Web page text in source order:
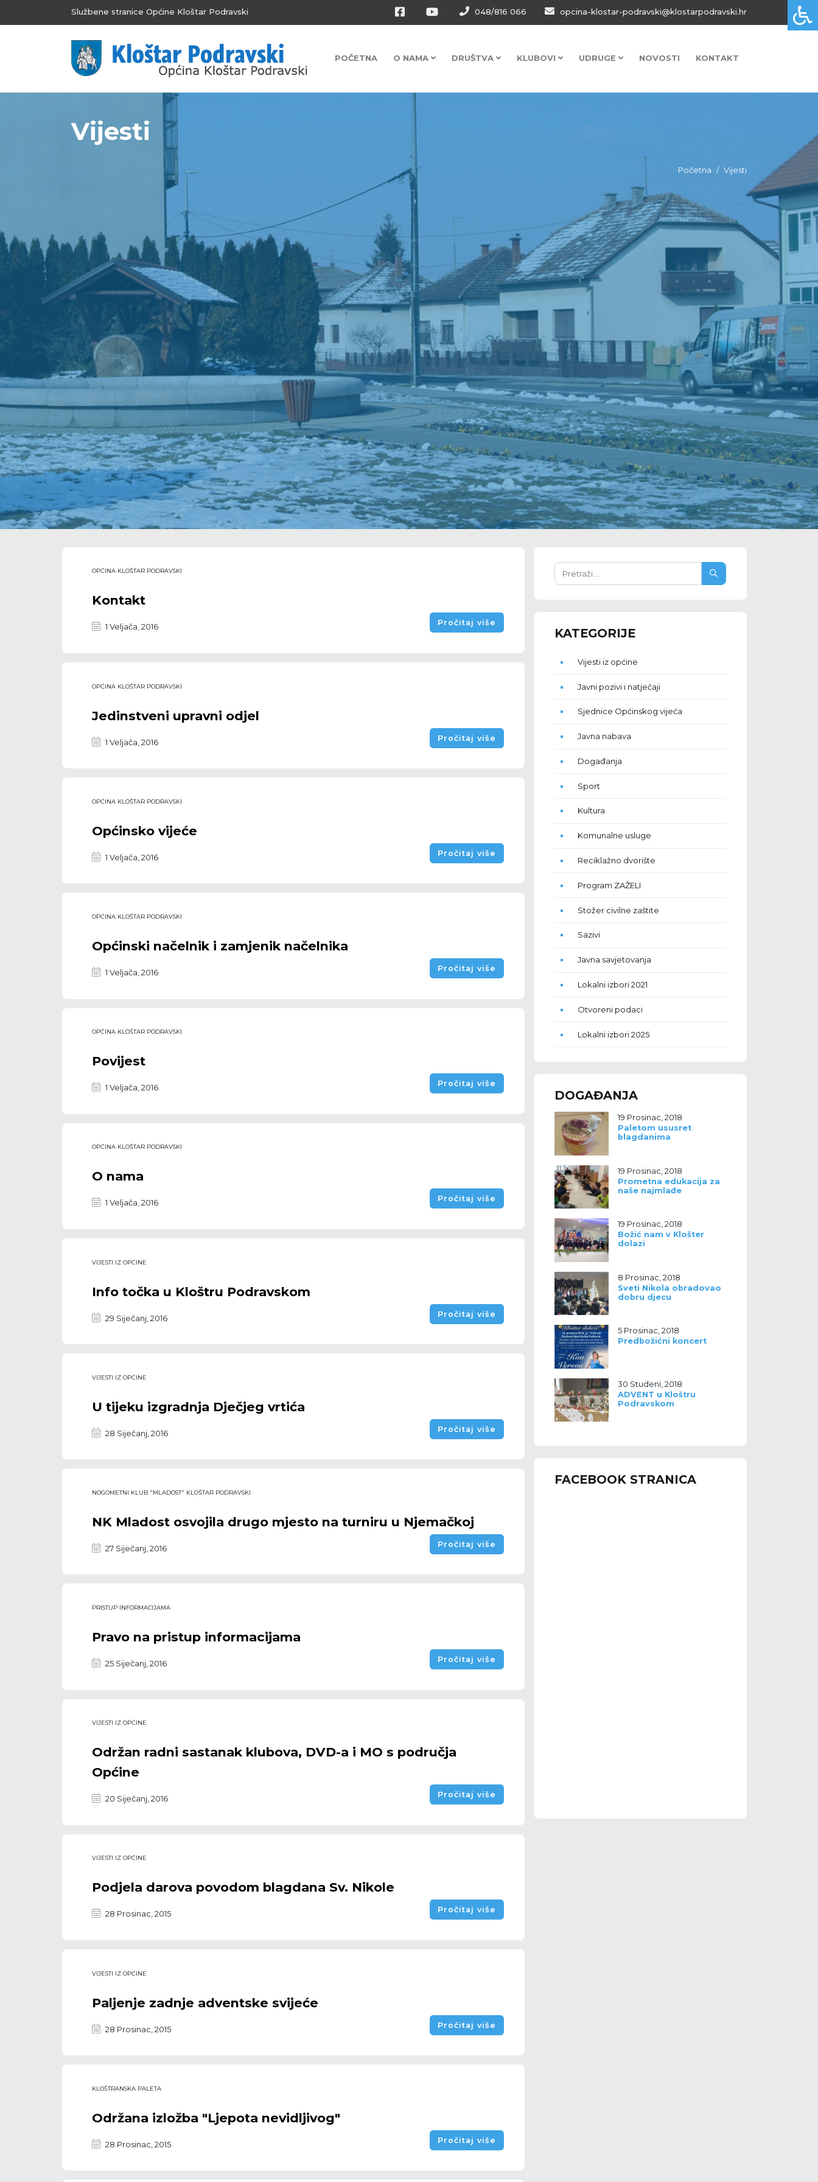
Službene stranice Općine Kloštar Podravski 048/816 066 opcina-klostar-podravski@klostarpodravski.hr
POČETNA O NAMA DRUŠTVA KLUBOVI UDRUGE NOVOSTI KONTAKT
Vijesti
Početna Vijesti
OPĆINA KLOŠTAR PODRAVSKI
Kontakt
1 Veljača, 2016 Pročitaj više
OPĆINA KLOŠTAR PODRAVSKI
Jedinstveni upravni odjel
1 Veljača, 2016 Pročitaj više
OPĆINA KLOŠTAR PODRAVSKI
Općinsko vijeće
1 Veljača, 2016 Pročitaj više
OPĆINA KLOŠTAR PODRAVSKI
Općinski načelnik i zamjenik načelnika
1 Veljača, 2016 Pročitaj više
OPĆINA KLOŠTAR PODRAVSKI
Povijest
1 Veljača, 2016 Pročitaj više
OPĆINA KLOŠTAR PODRAVSKI
O nama
1 Veljača, 2016 Pročitaj više
VIJESTI IZ OPĆINE
Info točka u Kloštru Podravskom
29 Siječanj, 2016 Pročitaj više
VIJESTI IZ OPĆINE
U tijeku izgradnja Dječjeg vrtića
28 Siječanj, 2016 Pročitaj više
NOGOMETNI KLUB "MLADOST" KLOŠTAR PODRAVSKI
NK Mladost osvojila drugo mjesto na turniru u Njemačkoj
27 Siječanj, 2016 Pročitaj više
PRISTUP INFORMACIJAMA
Pravo na pristup informacijama
25 Siječanj, 2016 Pročitaj više
VIJESTI IZ OPĆINE
Održan radni sastanak klubova, DVD-a i MO s područja
Općine
20 Siječanj, 2016 Pročitaj više
VIJESTI IZ OPĆINE
Podjela darova povodom blagdana Sv. Nikole
28 Prosinac, 2015 Pročitaj više
VIJESTI IZ OPĆINE
Paljenje zadnje adventske svijeće
28 Prosinac, 2015 Pročitaj više
KLOŠTRANSKA PALETA
Održana izložba "Ljepota nevidljivog"
28 Prosinac, 2015 Pročitaj više
KATEGORIJE
Vijesti iz općine
Javni pozivi i natječaji
Sjednice Općinskog vijeća
Javna nabava
Događanja
Sport
Kultura
Komunalne usluge
Reciklažno dvorište
Program ZAŽELI
Stožer civilne zaštite
Sazivi
Javna savjetovanja
Lokalni izbori 2021
Otvoreni podaci
Lokalni izbori 2025
DOGAĐANJA
19 Prosinac, 2018
Paletom ususret
blagdanima
19 Prosinac, 2018
Prometna edukacija za
naše najmlađe
19 Prosinac, 2018
Božić nam v Klošter
dolazi
8 Prosinac, 2018
Sveti Nikola obradovao
dobru djecu
5 Prosinac, 2018
Predbožićni koncert
30 Studeni, 2018
ADVENT u Kloštru
Podravskom
FACEBOOK STRANICA